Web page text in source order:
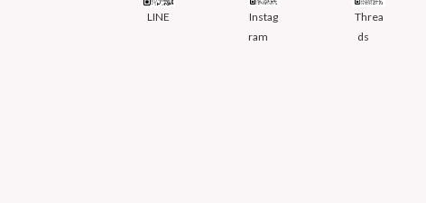
LINE
Instag
ram
Threa
ds